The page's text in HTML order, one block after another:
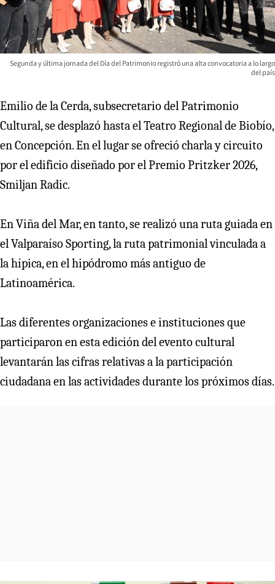
Segunda y última jornada del Día del Patrimonio registró una alta convocatoria a lo largo
del país
Emilio de la Cerda, subsecretario del Patrimonio
Cultural, se desplazó hasta el Teatro Regional de Biobío,
en Concepción. En el lugar se ofreció charla y circuito
por el edificio diseñado por el Premio Pritzker 2026,
Smiljan Radic.
En Viña del Mar, en tanto, se realizó una ruta guiada en
el Valparaíso Sporting, la ruta patrimonial vinculada a
la hípica, en el hipódromo más antiguo de
Latinoamérica.
Las diferentes organizaciones e instituciones que
participaron en esta edición del evento cultural
levantarán las cifras relativas a la participación
ciudadana en las actividades durante los próximos días.